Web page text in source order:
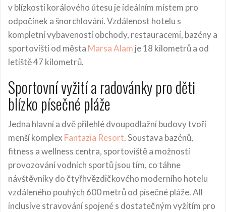
v blízkosti korálového útesu je ideálním místem pro
odpočinek a šnorchlování. Vzdálenost hotelu s
kompletní vybaveností obchody, restauracemi, bazény a
sportovišti od města Marsa Alam je 18 kilometrů a od
letiště 47 kilometrů.
Sportovní vyžití a radovánky pro děti
blízko písečné pláže
Jedna hlavní a dvě přilehlé dvoupodlažní budovy tvoří
menší komplex Fantazia Resort. Soustava bazénů,
fitness a wellness centra, sportoviště a možnosti
provozování vodních sportů jsou tím, co táhne
návštěvníky do čtyřhvězdičkového moderního hotelu
vzdáleného pouhých 600 metrů od písečné pláže. All
inclusive stravování spojené s dostatečným vyžitím pro